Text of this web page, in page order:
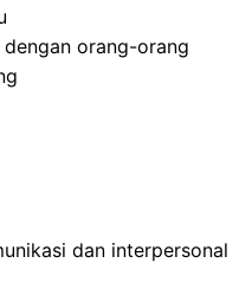
dengan orang-orang
dan interpersonal